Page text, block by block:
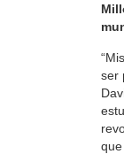
ser